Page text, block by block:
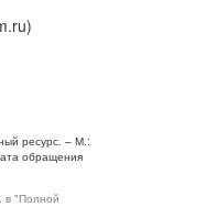
ресурс. – М.:
обращения
в "Полной